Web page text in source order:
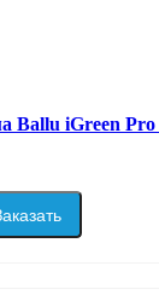
Ballu iGreen